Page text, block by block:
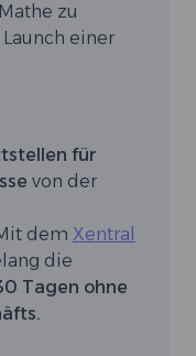
zu
einer
für
von der
dem Xentral
die
Tagen ohne